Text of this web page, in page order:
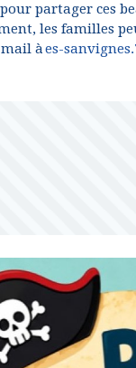
partager ces
les familles
mail àes-